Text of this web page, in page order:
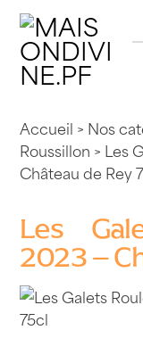
Skip
content
Accueil > Nos
Roussillon > Les
Château de Rey
Les
2023 –